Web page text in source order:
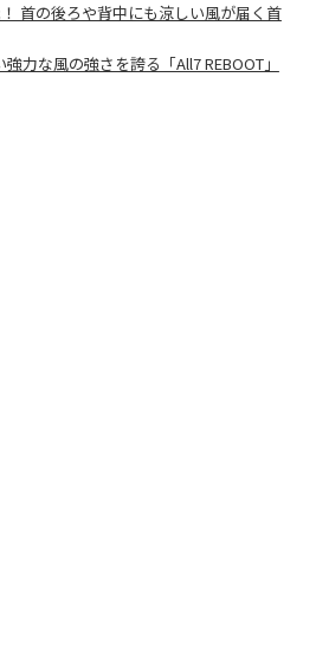
首の後ろや背中にも涼しい風が届く首
力な風の強さを誇る「All7 REBOOT」